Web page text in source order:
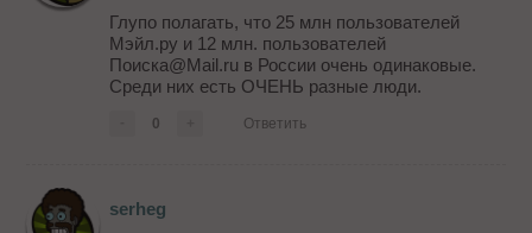
Глупо полагать, что 25 млн пользователей
Мэйл.ру и 12 млн. пользователей
Поиска@Mail.ru в России очень одинаковые.
Среди них есть ОЧЕНЬ разные люди.
0 Ответить
serheg